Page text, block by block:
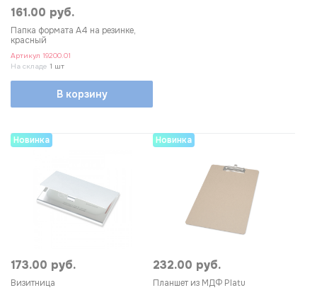
161.00 руб.
Папка формата А4 на резинке,
красный
Артикул 19200.01
На складе 1 шт
В корзину
Новинка
173.00 руб.
Визитница
Новинка
232.00 руб.
Планшет из МДФ Platu